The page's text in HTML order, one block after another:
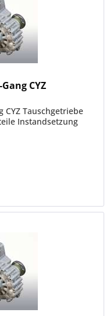
CYZ
CYZ Tauschgetriebe
Instandsetzung